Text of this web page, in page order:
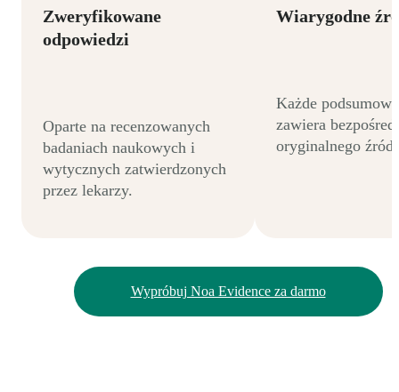
Zweryfikowane
odpowiedzi
Oparte na recenzowanych
badaniach naukowych i
wytycznych zatwierdzonych
przez lekarzy.
Wiarygodne
Każde
zawiera
oryginalnego
Wypróbuj Noa Evidence za darmo